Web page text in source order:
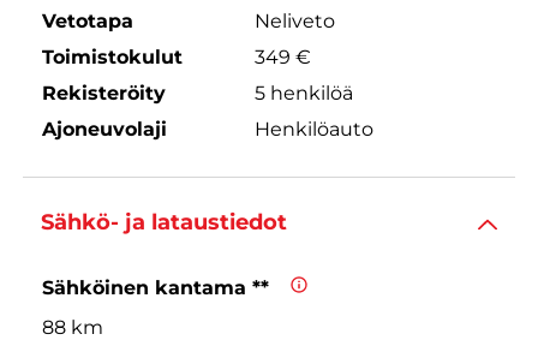
Vetotapa
Neliveto
Toimistokulut
349 €
Rekisteröity
5 henkilöä
Ajoneuvolaji
Henkilöauto
Sähkö- ja lataustiedot
Sähköinen kantama **
88 km